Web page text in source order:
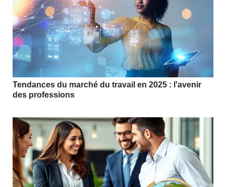
Tendances du marché du travail en 2025 : l'avenir
des professions